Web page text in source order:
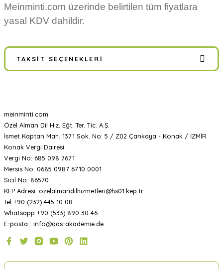
Meinminti.com üzerinde belirtilen tüm fiyatlara
yasal KDV dahildir.
TAKSIT SEÇENEKLERI
meinminti.com
Özel Alman Dil Hiz. Eğt. Ter. Tic. A.Ş.
İsmet Kaptan Mah. 1371 Sok. No: 5 / Z02 Çankaya - Konak / İZMİR
Konak Vergi Dairesi
Vergi No: 685 098 7671
Mersis No: 0685 0987 6710 0001
Sicil No: 86570
KEP Adresi: ozelalmandilhizmetleri@hs01.kep.tr
Tel +90 (232) 445 10 08
Whatsapp +90 (533) 890 30 46
E-posta : info@das-akademie.de